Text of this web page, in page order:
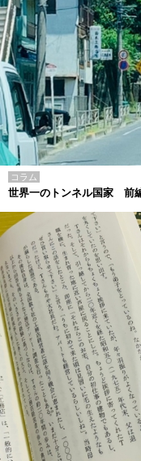
コラム
世界一のトンネル国家 前